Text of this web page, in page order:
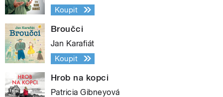
Koupit
Broučci
Jan Karafiát
Koupit
Hrob na kopci
Patricia Gibneyová